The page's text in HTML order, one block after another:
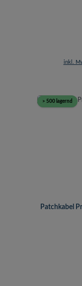
inkl.
> 500 lagernd
Patchkabel